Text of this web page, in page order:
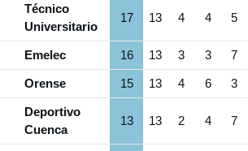
Técnico
Universitario
17 13 4 4 5
Emelec 16 13 3 3 7
Orense 15 13 4 6 3
Deportivo
Cuenca
13 13 2 4 7